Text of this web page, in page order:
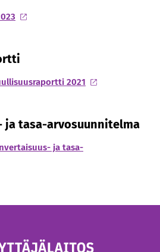
2021
ja tasa-arvosuunnitelma
ja tasa-